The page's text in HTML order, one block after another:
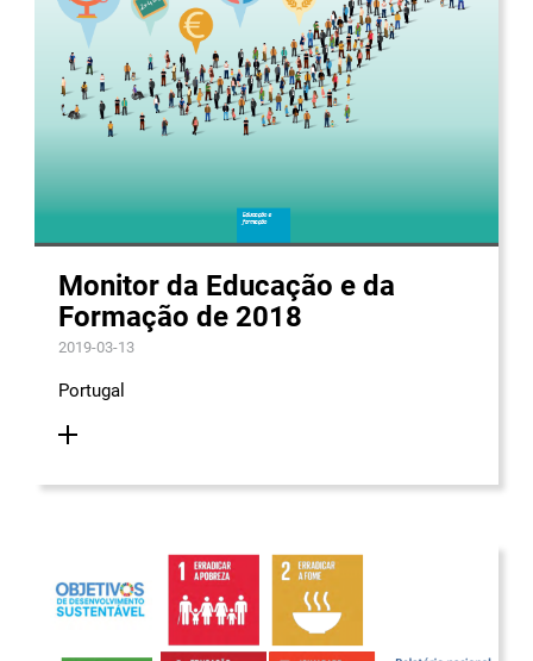
Monitor da Educação e da
Formação de 2018
2019-03-13
Portugal